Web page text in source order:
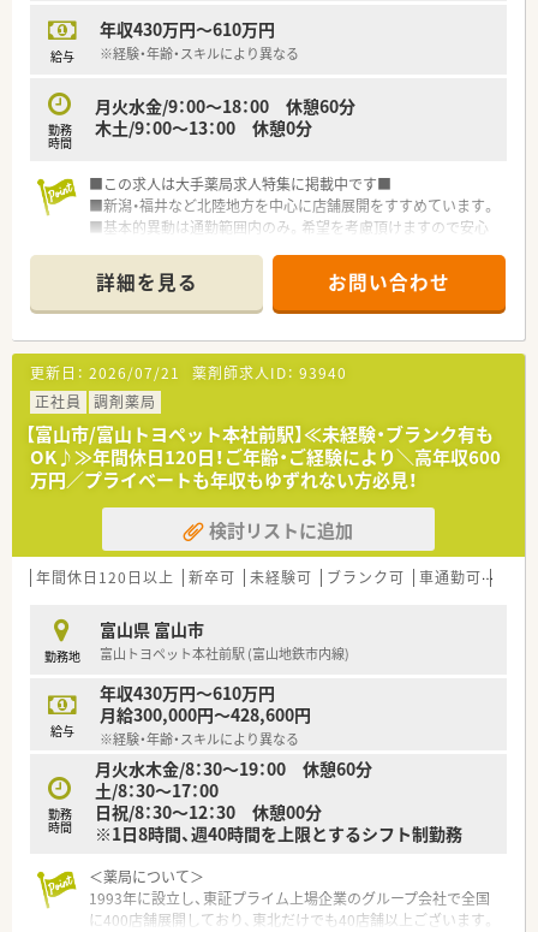
◎作業の機械化、システム化を積極的に推進！
レセプト用コンピュータ、POSレジ、在庫管理システムを連動
◎レセプト入力と併せて在庫情報をサーバーに集約できる環境
を全店舗で展開！
◎ピッキング・散剤共に監査システムも整っています
師さんの負担軽減に努めてます
◎薬剤師さんの対人業務をバックアップ！
◎地域と人を結ぶ「健康教室」を開催
◎社外から講師を招き、地域の皆様へ予防医療の講座を実施して
います
◎学会発表は日々の取り組みから奨励しています
◎調剤過誤防止については「研究会報」として全社共有していま
す
＼福利厚生／
従業員持株会、共済会、永年勤続表彰、
確定拠出年金制度など様々な福利厚生をご用意されています
給与
年収430万円～610万円
※経験・年齢・スキルにより異なる
勤務
時間
月火水金/9：00～18：00 休憩60分
木土/9：00～13：00 休憩0分
■この求人は大手薬局求人特集に掲載中です■
■新潟・福井など北陸地方を中心に店舗展開をすすめています。
■基本的異動は通勤範囲内のみ。希望を考慮頂けますので安心
■富山では、こちらの店舗合わせて8店舗目の出店です。
詳細を見る お問い合わせ
更新日： 2026/07/21 薬剤師求人ID： 93940
正社員
調剤薬局
【富山市/富山トヨペット本社前駅】≪未経験・ブランク有も
OK♪≫年間休日120日！ご年齢・ご経験により＼高年収600
万円／プライベートも年収もゆずれない方必見！
検討リストに追加
年間休日120日以上 新卒可 未経験可 ブランク可 車通勤可
勤務地
富山県 富山市
富山トヨペット本社前駅 (富山地鉄市内線)
給与
年収430万円～610万円
月給300,000円～428,600円
※経験・年齢・スキルにより異なる
勤務
時間
月火水木金/8：30～19：00 休憩60分
土/8：30～17：00
日祝/8：30～12：30 休憩00分
※1日8時間、週40時間を上限とするシフト制勤務
＜薬局について＞
1993年に設立し、東証プライム上場企業のグループ会社で全国
に400店舗展開しており、東北だけでも40店舗以上ございます。